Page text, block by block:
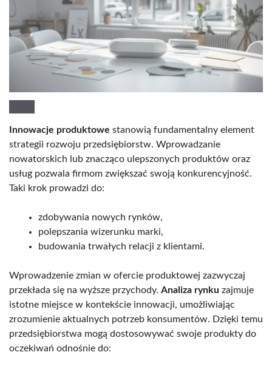
Innowacje produktowe stanowią fundamentalny element
strategii rozwoju przedsiębiorstw. Wprowadzanie
nowatorskich lub znacząco ulepszonych produktów oraz
usług pozwala firmom zwiększać swoją konkurencyjność.
Taki krok prowadzi do:
zdobywania nowych rynków,
polepszania wizerunku marki,
budowania trwałych relacji z klientami.
Wprowadzenie zmian w ofercie produktowej zazwyczaj
przekłada się na wyższe przychody. Analiza rynku zajmuje
istotne miejsce w kontekście innowacji, umożliwiając
zrozumienie aktualnych potrzeb konsumentów. Dzięki temu
przedsiębiorstwa mogą dostosowywać swoje produkty do
oczekiwań odnośnie do: